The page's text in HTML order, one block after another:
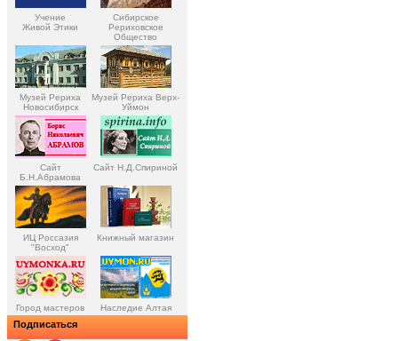
Учение
Живой Этики
Сибирское
Рериховское
Общество
Музей Рериха
Новосибирск
Музей Рериха Верх-
Уймон
Сайт
Б.Н.Абрамова
Сайт Н.Д.Спириной
ИЦ Россазия
"Восход"
Книжный магазин
Город мастеров Наследие Алтая
Подписаться